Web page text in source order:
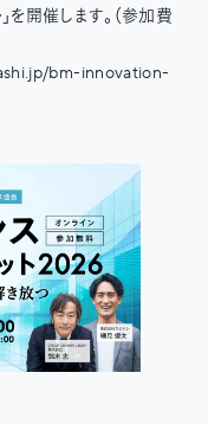
開催します。（参加費
bm-innovation-